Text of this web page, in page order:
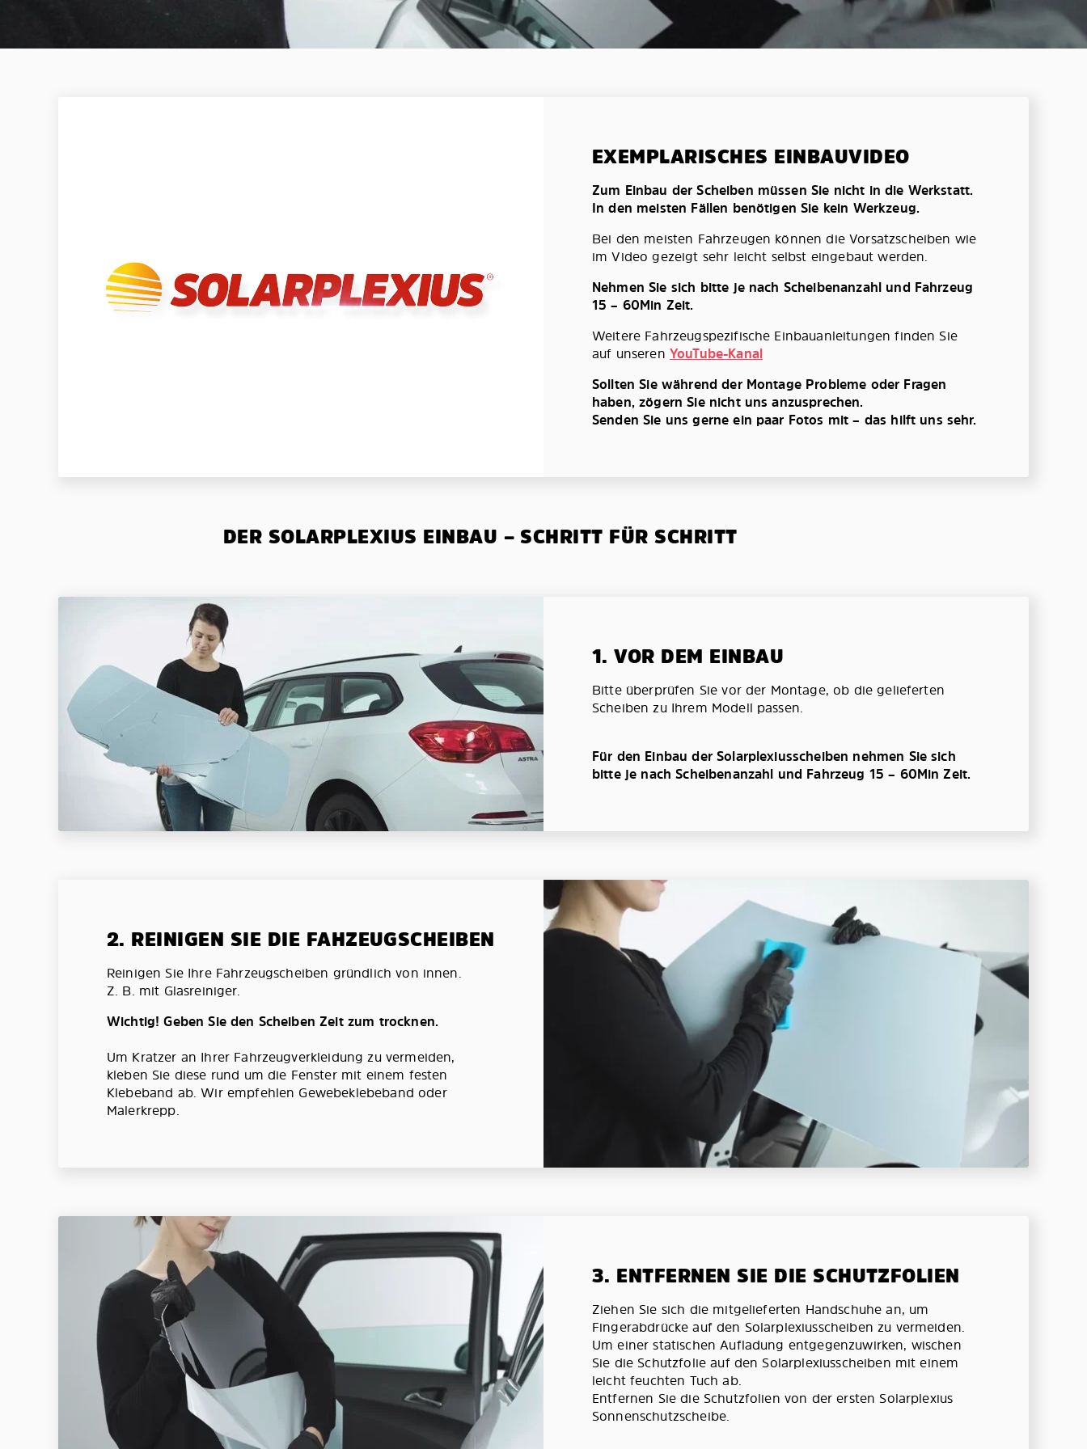
EXEMPLARISCHES EINBAUVIDEO
Zum Einbau der Scheiben müssen Sie nicht in die Werkstatt.
In den meisten Fällen benötigen Sie kein Werkzeug.
Bei den meisten Fahrzeugen können die Vorsatzscheiben wie
im Video gezeigt sehr leicht selbst eingebaut werden.
Nehmen Sie sich bitte je nach Scheibenanzahl und Fahrzeug
15 – 60Min Zeit.
Weitere Fahrzeugspezifische Einbauanleitungen finden Sie
auf unseren YouTube-Kanal
Sollten Sie während der Montage Probleme oder Fragen
haben, zögern Sie nicht uns anzusprechen.
Senden Sie uns gerne ein paar Fotos mit – das hilft uns sehr.
DER SOLARPLEXIUS EINBAU – SCHRITT FÜR SCHRITT
1. VOR DEM EINBAU
Bitte überprüfen Sie vor der Montage, ob die gelieferten
Scheiben zu Ihrem Modell passen.
Für den Einbau der Solarplexiusscheiben nehmen Sie sich
bitte je nach Scheibenanzahl und Fahrzeug 15 – 60Min Zeit.
2. REINIGEN SIE DIE FAHZEUGSCHEIBEN
Reinigen Sie Ihre Fahrzeugscheiben gründlich von innen.
Z. B. mit Glasreiniger.
Wichtig! Geben Sie den Scheiben Zeit zum trocknen.
Um Kratzer an Ihrer Fahrzeugverkleidung zu vermeiden,
kleben Sie diese rund um die Fenster mit einem festen
Klebeband ab. Wir empfehlen Gewebeklebeband oder
Malerkrepp.
3. ENTFERNEN SIE DIE SCHUTZFOLIEN
Ziehen Sie sich die mitgelieferten Handschuhe an, um
Fingerabdrücke auf den Solarplexiusscheiben zu vermeiden.
Um einer statischen Aufladung entgegenzuwirken, wischen
Sie die Schutzfolie auf den Solarplexiusscheiben mit einem
leicht feuchten Tuch ab.
Entfernen Sie die Schutzfolien von der ersten Solarplexius
Sonnenschutzscheibe.